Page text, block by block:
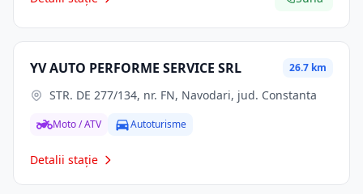
YV AUTO PERFORME SERVICE SRL 26.7 km
STR. DE 277/134, nr. FN, Navodari, jud. Constanta
Moto / ATV Autoturisme
Detalii stație